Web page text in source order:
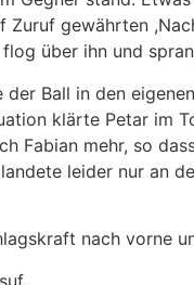
gewährten
über ihn und
Ball in den
klärte Petar im
Fabian mehr, so
leider nur an
nach vorne